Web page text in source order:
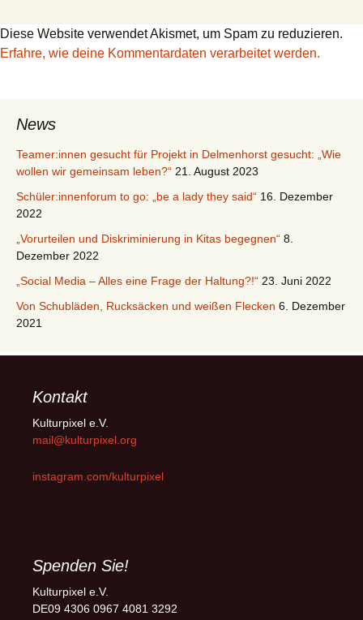
Diese Website verwendet Akismet, um Spam zu reduzieren.
Erfahre, wie deine Kommentardaten verarbeitet werden.
News
Teamer:innen gesucht für Projekt in Delmenhorst gesucht: „Wie
wollen wir gemeinsam leben?“ 21. August 2023
Schüler:innenforum to go: „be a lady they said“ 16. Dezember
2022
„Vorurteilen und Diskriminierung in Kitas begegnen“ 8.
Dezember 2022
„Social Media – Alles eine Frage der Haltung?!“ 23. Juni 2022
Von Schubläden, Rucksäcken und weißen Flecken 6. Dezember
2021
Kontakt
Kulturpixel e.V.
mail@kulturpixel.org
instagram.com/kulturpixel
Spenden Sie!
Kulturpixel e.V.
DE09 4306 0967 4081 3292